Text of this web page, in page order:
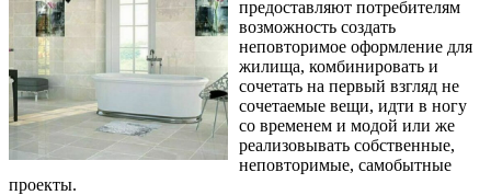
предоставляют потребителям
возможность создать
неповторимое оформление для
жилища, комбинировать и
сочетать на первый взгляд не
сочетаемые вещи, идти в ногу
со временем и модой или же
реализовывать собственные,
неповторимые, самобытные
проекты.